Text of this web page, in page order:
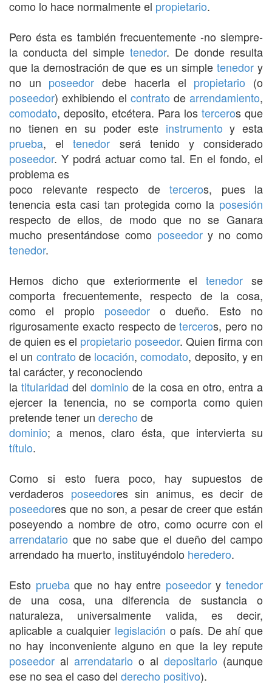
como lo hace normalmente el propietario.
Pero ésta es también frecuentemente -no siempre-
la conducta del simple tenedor. De donde resulta
que la demostración de que es un simple tenedory
no un poseedor debe hacerla el propietario (o
poseedor) exhibiendo el contrato de arrendamiento,
comodato, deposito, etcétera. Para los terceros que
no tienen en su poder este instrumento y esta
prueba, eltenedor será tenido y considerado
poseedor. Y podrá actuar como tal. En el fondo, el
problema es
poco relevante respecto de terceros, pues la
tenencia esta casi tan protegida como la posesión
respecto de ellos, de modo que no se Ganara
mucho presentándose como poseedory no como
tenedor.
Hemos dicho que exteriormente el tenedor se
comporta frecuentemente, respecto de la cosa,
como el propio poseedoro dueño. Esto no
rigurosamente exacto respecto deterceros, pero no
de quien es el propietario poseedor. Quien firma con
el un contrato de locación,comodato, deposito, y en
tal carácter, y reconociendo
la titularidad del dominio de la cosa en otro, entra a
ejercer la tenencia, no se comporta como quien
pretende tener un derecho de
dominio; a menos, claro ésta, que intervierta su
título.
Como si esto fuera poco, hay supuestos de
verdaderos poseedores sin animus, es decir de
poseedores que no son, a pesar de creer que están
poseyendo a nombre de otro, como ocurre con el
arrendatario que no sabe que el dueño del campo
arrendado ha muerto, instituyéndolo heredero.
Esto pruebaque no hay entre poseedory tenedor
de una cosa, una diferencia de sustancia o
naturaleza, universalmente valida, es decir,
aplicable a cualquier legislación o país. De ahí que
no hay inconveniente alguno en que la ley repute
poseedor al arrendatario o al depositario (aunque
ese no sea el caso del derecho positivo).